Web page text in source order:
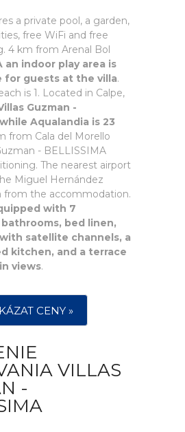
a private pool, a garden,
free WiFi and free
4 km from Arenal Bol
an indoor play area is
for guests at the villa.
is 1. Located in Calpe,
Guzman -
while Aqualandia is 23
from Cala del Morello
- BELLISSIMA
The nearest airport
Miguel Hernández
from the accommodation.
with 7
bed linen,
satellite channels, a
kitchen, and a terrace
views.
CENY »
VILLAS
-